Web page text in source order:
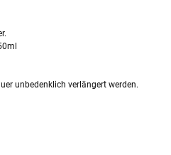
unbedenklich verlängert werden.